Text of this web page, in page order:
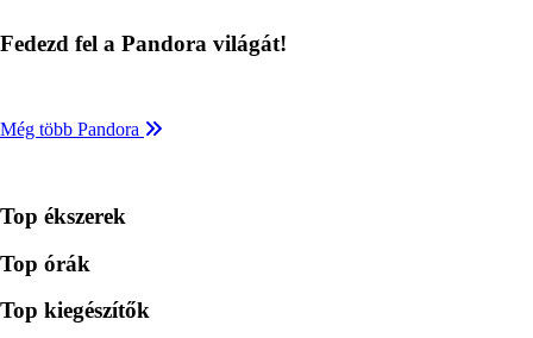
Fedezd fel a Pandora világát!
Még több Pandora
Top ékszerek
Top órák
Top kiegészítők